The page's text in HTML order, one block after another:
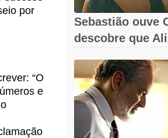
por
“O
e
Sebastião ouve
descobre que